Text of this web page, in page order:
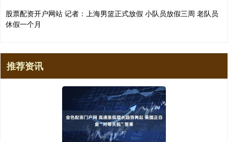
股票配资开户网站 记者：上海男篮正式放假 小队员放假三周 老队员
休假一个月
推荐资讯